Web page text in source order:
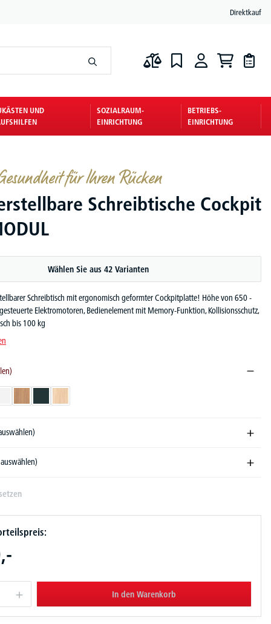
Direktkauf
UND
SOZIALRAUM-
EINRICHTUNG
BETRIEBS-
EINRICHTUNG
für Ihren Rücken
Schreibtische Cockpit
Wählen Sie aus 42 Varianten
Schreibtisch mit ergonomisch geformter Cockpitplatte! Höhe von 650 -
Elektromotoren, Bedienelement mit Memory-Funktion, Kollisionsschutz,
bis 100 kg
In den Warenkorb